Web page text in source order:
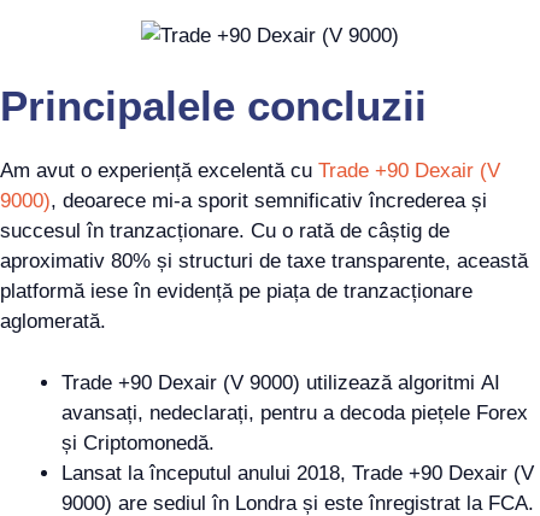
Principalele concluzii
Am avut o experiență excelentă cu Trade +90 Dexair (V
9000), deoarece mi-a sporit semnificativ încrederea și
succesul în tranzacționare. Cu o rată de câștig de
aproximativ 80% și structuri de taxe transparente, această
platformă iese în evidență pe piața de tranzacționare
aglomerată.
Trade +90 Dexair (V 9000) utilizează algoritmi AI
avansați, nedeclarați, pentru a decoda piețele Forex
și Criptomonedă.
Lansat la începutul anului 2018, Trade +90 Dexair (V
9000) are sediul în Londra și este înregistrat la FCA.